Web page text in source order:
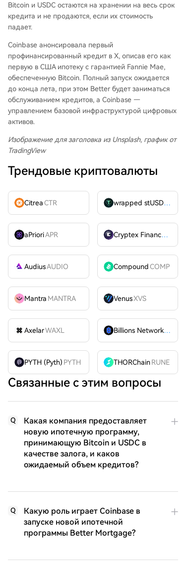
Bitcoin и USDC остаются на хранении на весь срок
кредита и не продаются, если их стоимость
падает.
Coinbase анонсировала первый
профинансированный кредит в X, описав его как
первую в США ипотеку с гарантией Fannie Mae,
обеспеченную Bitcoin. Полный запуск ожидается
до конца лета, при этом Better будет заниматься
обслуживанием кредитов, а Coinbase —
управлением базовой инфраструктурой цифровых
активов.
Изображение для заголовка из Unsplash, график от
TradingView
Трендовые криптовалюты
CitreaCTR wrapped stUSDT
aPrioriAPR Cryptex FinanceCTX
AudiusAUDIO CompoundCOMP
Mantra MANTRA VenusXVS
AxelarWAXL Billions Network
BILL
PYTH (Pyth) PYTH THORChain RUNE
Связанные с этим вопросы
Q
Какая компания предоставляет
новую ипотечную программу,
принимающую Bitcoin и USDC в
качестве залога, и каков
ожидаемый объем кредитов?
Q
Какую роль играет Coinbase в
запуске новой ипотечной
программы Better Mortgage?